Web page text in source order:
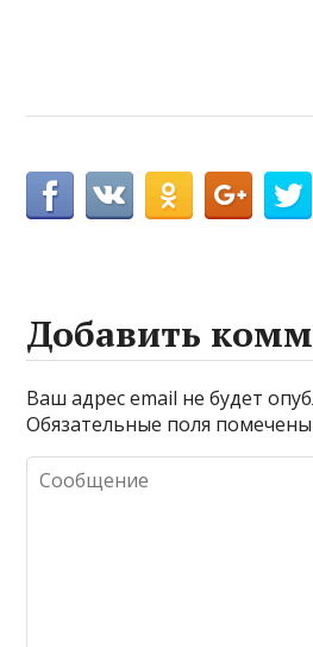
Добавить
Ваш адрес email не будет
Обязательные поля